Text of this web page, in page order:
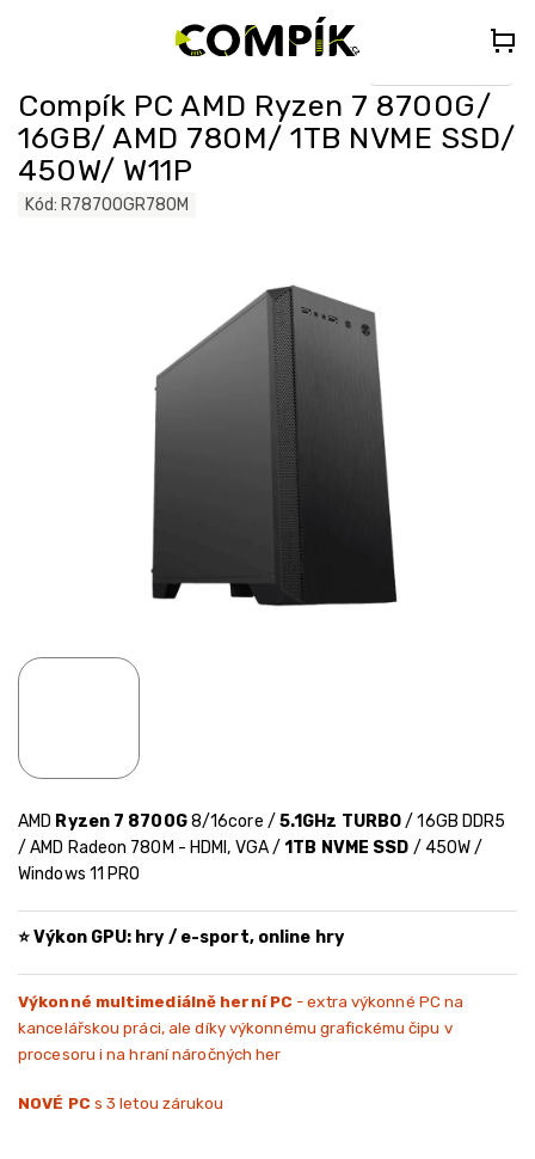
– Vyberte si Kingdom Come:
Deliverance II nebo Forza Horizon 5 (do poznámky uveďte „KCDII“
nebo „FORZA5“)
Compík PC AMD Ryzen 7 8700G/
16GB/ AMD 780M/ 1TB NVME SSD/
450W/ W11P
Kód: R78700GR780M
AMD Ryzen 7 8700G8/16core / 5.1GHz TURBO/ 16GB DDR5
/ AMD Radeon 780M - HDMI, VGA /1TB NVME SSD / 450W /
Windows 11 PRO
⭐ Výkon GPU: hry / e-sport, online hry
Výkonné multimediálně herní PC - extra výkonné PC na
kancelářskou práci, ale díky výkonnému grafickému čipu v
procesoru i na hraní náročných her
NOVÉ PC s 3 letou zárukou